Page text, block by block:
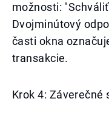
možnosti:
Dvojminútový
časti okna
transakcie.
Krok 4: Záverečné